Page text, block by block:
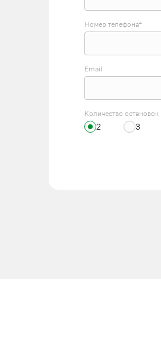
Номер телефона*
Email
Количество остановок
2 3